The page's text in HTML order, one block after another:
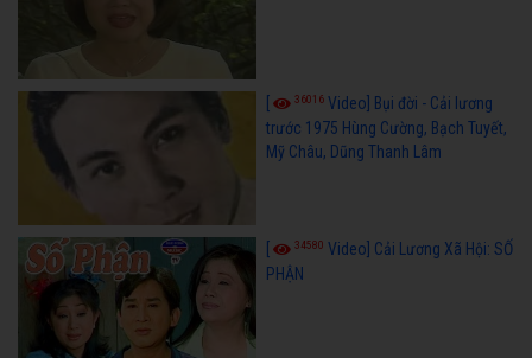
36016 Video] Bụi đời - Cải lương
trước 1975 Hùng Cường, Bạch Tuyết,
Mỹ Châu, Dũng Thanh Lâm
34580 Video] Cải Lương Xã Hội: SỐ
PHẬN